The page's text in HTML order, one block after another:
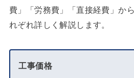
費」「労務費」「直接経費」か
れぞれ詳しく解説します。
工事価格